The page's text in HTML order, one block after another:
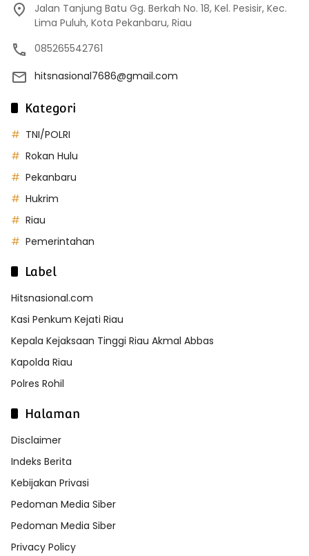
Jalan Tanjung Batu Gg. Berkah No. 18, Kel. Pesisir, Kec.
Lima Puluh, Kota Pekanbaru, Riau
085265542761
hitsnasional7686@gmail.com
Kategori
TNI/POLRI
Rokan Hulu
Pekanbaru
Hukrim
Riau
Pemerintahan
Label
Hitsnasional.com
Kasi Penkum Kejati Riau
Kepala Kejaksaan Tinggi Riau Akmal Abbas
Kapolda Riau
Polres Rohil
Halaman
Disclaimer
Indeks Berita
Kebijakan Privasi
Pedoman Media Siber
Pedoman Media Siber
Privacy Policy